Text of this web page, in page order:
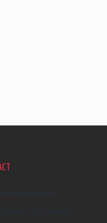
scrieti @ earplugs.ro
Suntem și pe Facebook!